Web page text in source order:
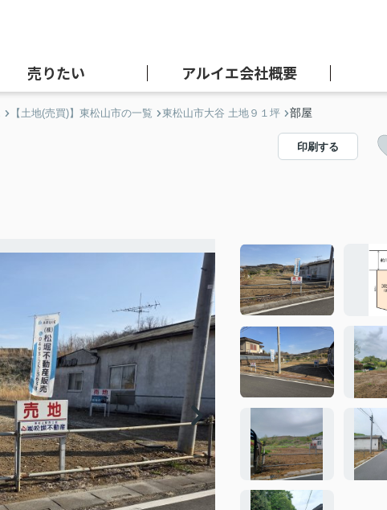
売りたい アルイエ会社概要
【土地(売買)】東松山市の一覧 東松山市大谷 土地９１坪 部屋
印刷する